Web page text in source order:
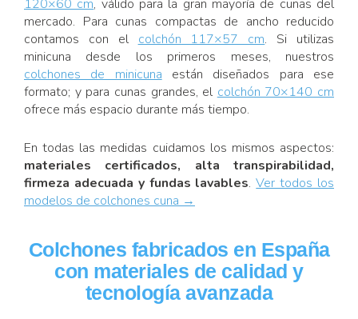
120×60 cm, válido para la gran mayoría de cunas del
mercado. Para cunas compactas de ancho reducido
contamos con el colchón 117×57 cm. Si utilizas
minicuna desde los primeros meses, nuestros
colchones de minicuna están diseñados para ese
formato; y para cunas grandes, el colchón 70×140 cm
ofrece más espacio durante más tiempo.
En todas las medidas cuidamos los mismos aspectos:
materiales certificados, alta transpirabilidad,
firmeza adecuada y fundas lavables.Ver todos los
modelos de colchones cuna →
Colchones fabricados en España
con materiales de calidad y
tecnología avanzada